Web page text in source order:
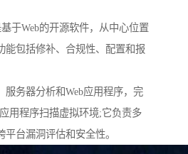
于Web的开源软件，从中心位置
能包括修补、合规性、配置和报
服务器分析和Web应用程序，完
用程序扫描虚拟环境;它负责多
台漏洞评估和安全性。